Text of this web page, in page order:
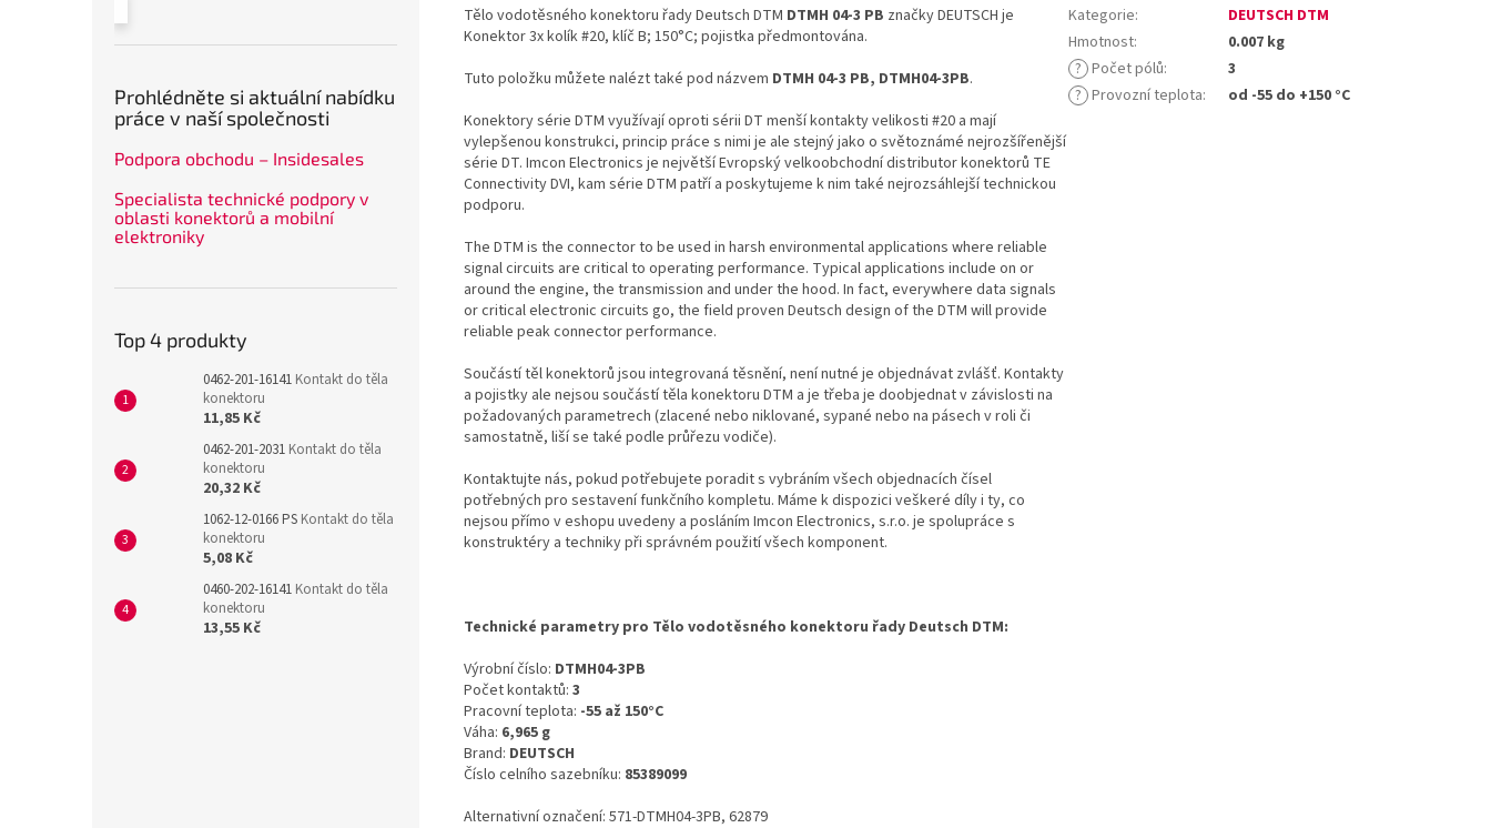
Prohlédněte si aktuální nabídku
práce v naší společnosti
Podpora obchodu – Insidesales
Specialista technické podpory v
oblasti konektorů a mobilní
elektroniky
Top 4 produkty
0462-201-16141 Kontakt do těla
konektoru
11,85 Kč
0462-201-2031 Kontakt do těla
konektoru
20,32 Kč
1062-12-0166 PS Kontakt do těla
konektoru
5,08 Kč
0460-202-16141 Kontakt do těla
konektoru
13,55 Kč
Tělo vodotěsného konektoru řady Deutsch DTM DTMH 04-3 PB značky DEUTSCH je
Konektor 3x kolík #20, klíč B; 150°C; pojistka předmontována.
Tuto položku můžete nalézt také pod názvem DTMH 04-3 PB, DTMH04-3PB.
Konektory série DTM využívají oproti sérii DT menší kontakty velikosti #20 a mají
vylepšenou konstrukci, princip práce s nimi je ale stejný jako o světoznámé nejrozšířenější
série DT. Imcon Electronics je největší Evropský velkoobchodní distributor konektorů TE
Connectivity DVI, kam série DTM patří a poskytujeme k nim také nejrozsáhlejší technickou
podporu.
The DTM is the connector to be used in harsh environmental applications where reliable
signal circuits are critical to operating performance. Typical applications include on or
around the engine, the transmission and under the hood. In fact, everywhere data signals
or critical electronic circuits go, the field proven Deutsch design of the DTM will provide
reliable peak connector performance.
Součástí těl konektorů jsou integrovaná těsnění, není nutné je objednávat zvlášť. Kontakty
a pojistky ale nejsou součástí těla konektoru DTM a je třeba je doobjednat v závislosti na
požadovaných parametrech (zlacené nebo niklované, sypané nebo na pásech v roli či
samostatně, liší se také podle průřezu vodiče).
Kontaktujte nás, pokud potřebujete poradit s vybráním všech objednacích čísel
potřebných pro sestavení funkčního kompletu. Máme k dispozici veškeré díly i ty, co
nejsou přímo v eshopu uvedeny a posláním Imcon Electronics, s.r.o. je spolupráce s
konstruktéry a techniky při správném použití všech komponent.
Technické parametry pro Tělo vodotěsného konektoru řady Deutsch DTM:
Výrobní číslo: DTMH04-3PB
Počet kontaktů: 3
Pracovní teplota: -55 až 150°C
Váha: 6,965 g
Brand: DEUTSCH
Číslo celního sazebníku: 85389099
Alternativní označení: 571-DTMH04-3PB, 62879
Kategorie:
DEUTSCH DTM
Hmotnost:
0.007 kg
? Počet pólů:
3
? Provozní teplota: od -55 do +150 °C